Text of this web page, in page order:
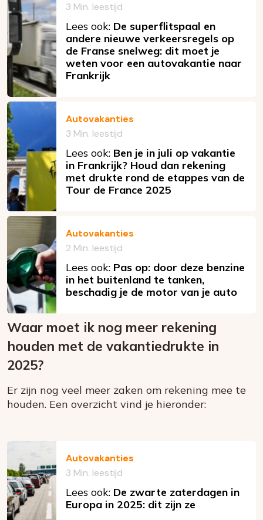
3 Min. leestijd
Lees ook: De superflitspaal en
andere nieuwe verkeersregels op
de Franse snelweg: dit moet je
weten voor een autovakantie naar
Frankrijk
Autovakanties
3 Min. leestijd
Lees ook: Ben je in juli op vakantie
in Frankrijk? Houd dan rekening
met drukte rond de etappes van de
Tour de France 2025
Autovakanties
2 Min. leestijd
Lees ook: Pas op: door deze benzine
in het buitenland te tanken,
beschadig je de motor van je auto
Waar moet ik nog meer rekening
houden met de vakantiedrukte in
2025?
Er zijn nog veel meer zaken om rekening mee te
houden. Een overzicht vind je hieronder:
Autovakanties
3 Min. leestijd
Lees ook: De zwarte zaterdagen in
Europa in 2025: dit zijn ze